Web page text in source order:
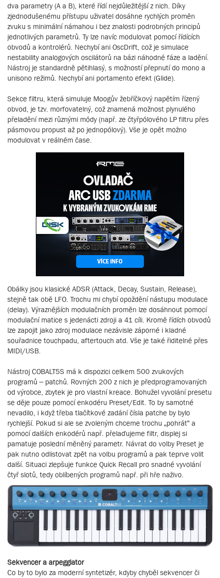
dva parametry (A a B), které řídí nejdůležitější z nich. Díky
zjednodušenému přístupu uživatel dosáhne rychlých proměn
zvuku s minimální námahou i bez znalosti podrobných principů
jednotlivých parametrů. Ty lze navíc modulovat pomocí řídících
obvodů a kontrolérů. Nechybí ani OscDrift, což je simulace
nestability analogových oscilátorů na bázi náhodné fáze a ladění.
Nástroj je standardně pětihlasý, s možností přepnutí do mono a
unisono režimů. Nechybí ani portamento efekt (Glide).
Sekce filtru, která simuluje Moogův žebříčkový napětím řízený
obvod, je tzv. morfovatelný, což znamená možnost plynulého
přeladění mezi různými módy (např. ze čtyřpólového LP filtru přes
pásmovou propust až po jednopólový). Vše je opět možno
modulovat v reálném čase.
Obálky jsou klasické ADSR (Attack, Decay, Sustain, Release),
stejně tak obě LFO. Trochu mi chybí opoždění nástupu modulace
(delay). Výraznějších modulačních proměn lze dosáhnout pomocí
modulační matice s jedenácti zdroji a 41 cíli. Kromě řídích obvodů
lze zapojit jako zdroj modulace nezávisle záporné i kladné
souřadnice touchpadu, aftertouch atd. Vše je také řiditelné přes
MIDI/USB.
Nástroj COBALT5S má k dispozici celkem 500 zvukových
programů – patchů. Rovných 200 z nich je předprogramovaných
od výrobce, zbytek je pro vlastní kreace. Bohužel vyvolání presetu
se děje pouze pomocí enkodéru Preset/Edit. To by samotné
nevadilo, i když třeba tlačítkové zadání čísla patche by bylo
rychlejší. Pokud si ale se zvoleným chceme trochu „pohrát“ a
pomocí dalších enkodérů např. přelaďujeme filtr, displej si
pamatuje poslední měněný parametr. Návrat do volby Preset je
pak nutno odlistovat zpět na volbu programů a pak teprve volit
další. Situaci zlepšuje funkce Quick Recall pro snadné vyvolání
čtyř slotů, tedy oblíbených programů např. při hře naživo.
Sekvencer a arpeggiator
Co by to bylo za moderní syntetizér, kdyby chyběl sekvencer či